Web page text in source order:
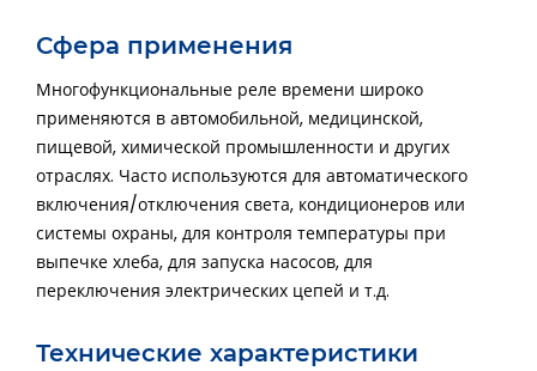
Сфера применения
Многофункциональные реле времени широко
применяются в автомобильной, медицинской,
пищевой, химической промышленности и других
отраслях. Часто используются для автоматического
включения/отключения света, кондиционеров или
системы охраны, для контроля температуры при
выпечке хлеба, для запуска насосов, для
переключения электрических цепей и т.д.
Технические характеристики